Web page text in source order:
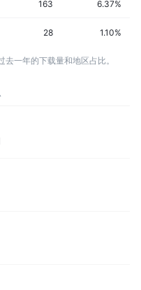
163 6.37%
28 1.10%
一年的下载量和地区占比。